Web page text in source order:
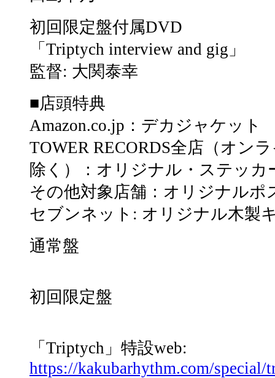
初回限定盤付属DVD
「Triptych interview and gig」
監督: 大関泰幸
■店頭特典
Amazon.co.jp：デカジャケット
TOWER RECORDS全店（オン
除く）：オリジナル・ステッカ
その他対象店舗：オリジナルポ
セブンネット: オリジナル木製
通常盤
初回限定盤
「Triptych」特設web:
https://kakubarhythm.com/special/